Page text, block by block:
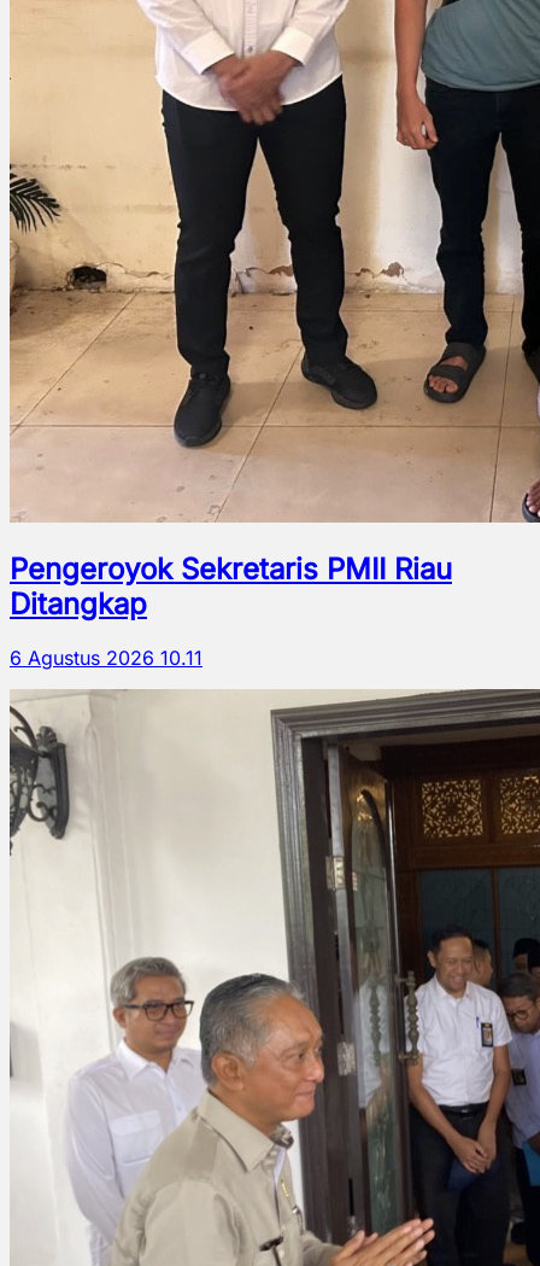
Pengeroyok Sekretaris PMII Riau
Ditangkap
6 Agustus 2026 10.11